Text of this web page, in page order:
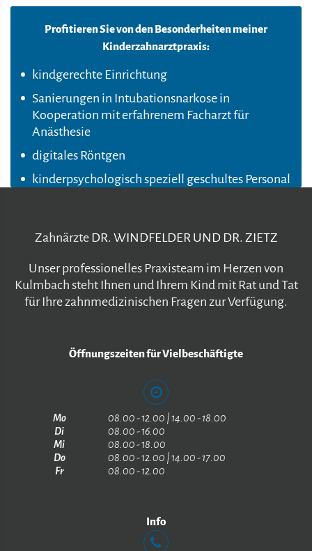
Profitieren Sie von den Besonderheiten meiner
Kinderzahnarztpraxis:
kindgerechte Einrichtung
Sanierungen in Intubationsnarkose in
Kooperation mit erfahrenem Facharzt für
Anästhesie
digitales Röntgen
kinderpsychologisch speziell geschultes Personal
Zahnärzte DR. WINDFELDER UND DR. ZIETZ
Unser professionelles Praxisteam im Herzen von
Kulmbach steht Ihnen und Ihrem Kind mit Rat und Tat
für Ihre zahnmedizinischen Fragen zur Verfügung.
Öffnungszeiten für Vielbeschäftigte
Mo
08.00 - 12.00 | 14.00 - 18.00
Di
08.00 - 16.00
Mi
08.00 - 18.00
Do
08.00 - 12.00 | 14.00 - 17.00
Fr
08.00 - 12.00
Info